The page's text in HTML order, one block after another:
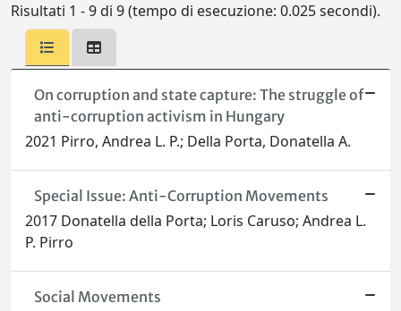
Risultati 1 - 9 di 9 (tempo di esecuzione: 0.025 secondi).
On corruption and state capture: The struggle of
anti-corruption activism in Hungary
2021 Pirro, Andrea L. P.; Della Porta, Donatella A.
Special Issue: Anti-Corruption Movements
2017 Donatella della Porta; Loris Caruso; Andrea L.
P. Pirro
Social Movements